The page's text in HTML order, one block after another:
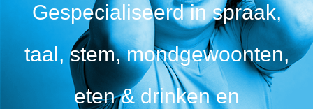
Gespecialiseerd in spraak,
taal, stem, mondgewoonten,
eten & drinken en